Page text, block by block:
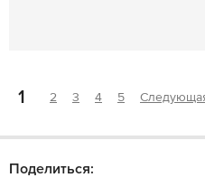
1 2 3 4 5
Поделиться: